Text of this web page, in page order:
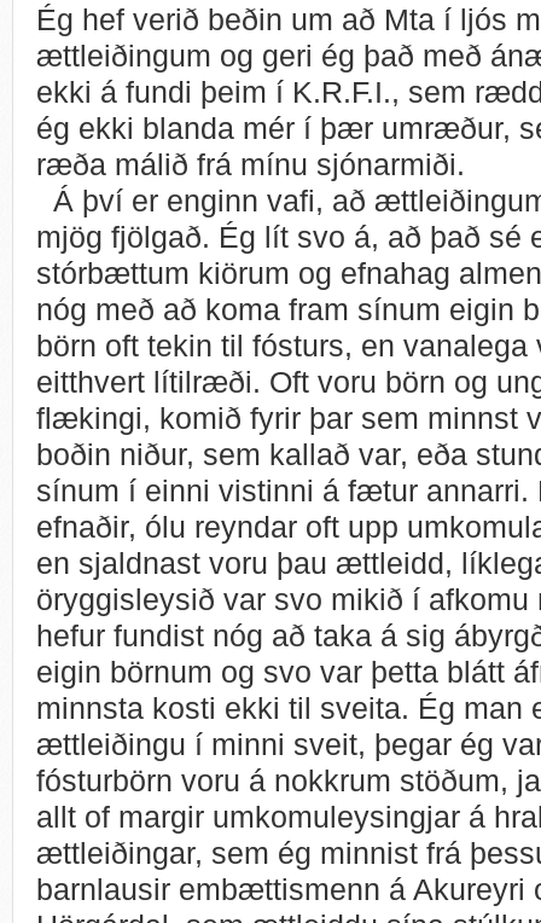
Ég hef verið beðin um að Mta í ljós
ættleiðingum og geri ég það með
ekki á fundi þeim í K.R.F.I., sem
ég ekki blanda mér í þær umræður,
ræða málið frá mínu sjónarmiði.
Á því er enginn vafi, að
mjög fjölgað. Ég lít svo á, að það sé
stórbættum kiörum og efnahag
nóg með að koma fram sínum eigin
börn oft tekin til fósturs, en vanalega
eitthvert lítilræði. Oft voru börn og
flækingi, komið fyrir þar sem minnst
boðin niður, sem kallað var, eða
sínum í einni vistinni á fætur annarri.
efnaðir, ólu reyndar oft upp
en sjaldnast voru þau ættleidd,
öryggisleysið var svo mikið í afkomu
hefur fundist nóg að taka á sig
eigin börnum og svo var þetta blátt
minnsta kosti ekki til sveita. Ég man
ættleiðingu í minni sveit, þegar ég
fósturbörn voru á nokkrum stöðum,
allt of margir umkomuleysingjar á
ættleiðingar, sem ég minnist frá
barnlausir embættismenn á Akureyri